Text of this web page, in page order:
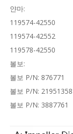
얀마:
119574-42550
119574-42552
119578-42550
볼보:
볼보 P/N: 876771
볼보 P/N: 21951358
볼보 P/N: 3887761